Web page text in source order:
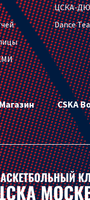
ЦСКА-
Dance
CSKA